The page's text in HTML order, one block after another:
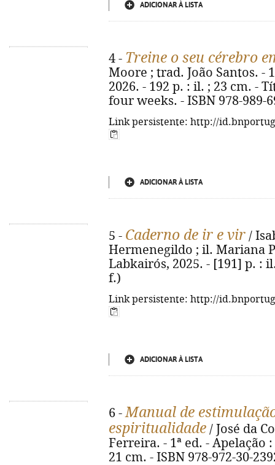
ADICIONAR À LISTA
4 - Treine o seu cérebro
Moore ; trad. João Santos. -
2026. - 192 p. : il. ; 23 cm. -
four weeks. - ISBN 978-989-
Link persistente: http://
ADICIONAR À LISTA
5 - Caderno de ir e vir /
Hermenegildo ; il. Mariana
Labkairós, 2025. - [191] p. :
f.)
Link persistente: http://
ADICIONAR À LISTA
6 -Manual de
espiritualidade / José da
Ferreira. - 1ª ed. - Apelação
21 cm. - ISBN 978-972-30-